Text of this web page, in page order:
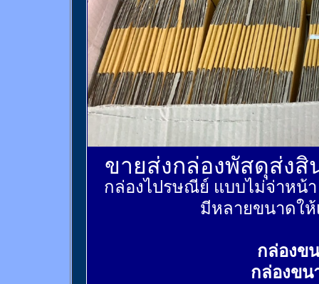
ขายส่งกล่องพัสดุส่ง
กล่องไปรษณีย์ แบบไม่จ่าหน้
มีหลายขนาดให้
กล่องข
กล่องขน